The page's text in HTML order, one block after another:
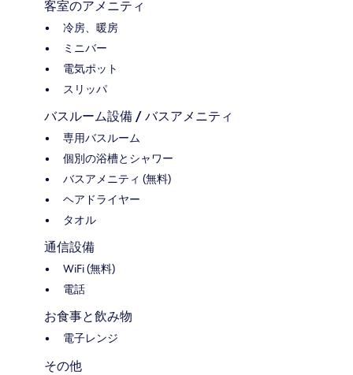
客室のアメニティ
冷房、暖房
ミニバー
電気ポット
スリッパ
バスルーム設備 / バスアメニティ
専用バスルーム
個別の浴槽とシャワー
バスアメニティ (無料)
ヘアドライヤー
タオル
通信設備
WiFi (無料)
電話
お食事と飲み物
電子レンジ
その他